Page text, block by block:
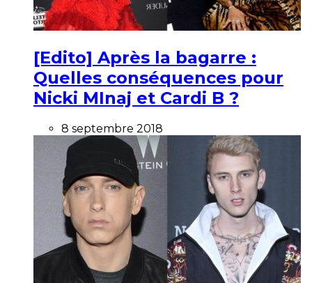
[Edito] Après la bagarre :
Quelles conséquences pour
Nicki MInaj et Cardi B ?
8 septembre 2018